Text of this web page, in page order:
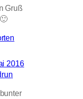
Gruß
2016